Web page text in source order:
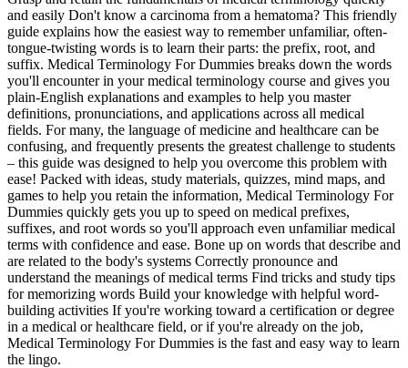
and easily Don't know a carcinoma from a hematoma? This friendly
guide explains how the easiest way to remember unfamiliar, often-
tongue-twisting words is to learn their parts: the prefix, root, and
suffix. Medical Terminology For Dummies breaks down the words
you'll encounter in your medical terminology course and gives you
plain-English explanations and examples to help you master
definitions, pronunciations, and applications across all medical
fields. For many, the language of medicine and healthcare can be
confusing, and frequently presents the greatest challenge to students
– this guide was designed to help you overcome this problem with
ease! Packed with ideas, study materials, quizzes, mind maps, and
games to help you retain the information, Medical Terminology For
Dummies quickly gets you up to speed on medical prefixes,
suffixes, and root words so you'll approach even unfamiliar medical
terms with confidence and ease. Bone up on words that describe and
are related to the body's systems Correctly pronounce and
understand the meanings of medical terms Find tricks and study tips
for memorizing words Build your knowledge with helpful word-
building activities If you're working toward a certification or degree
in a medical or healthcare field, or if you're already on the job,
Medical Terminology For Dummies is the fast and easy way to learn
the lingo.